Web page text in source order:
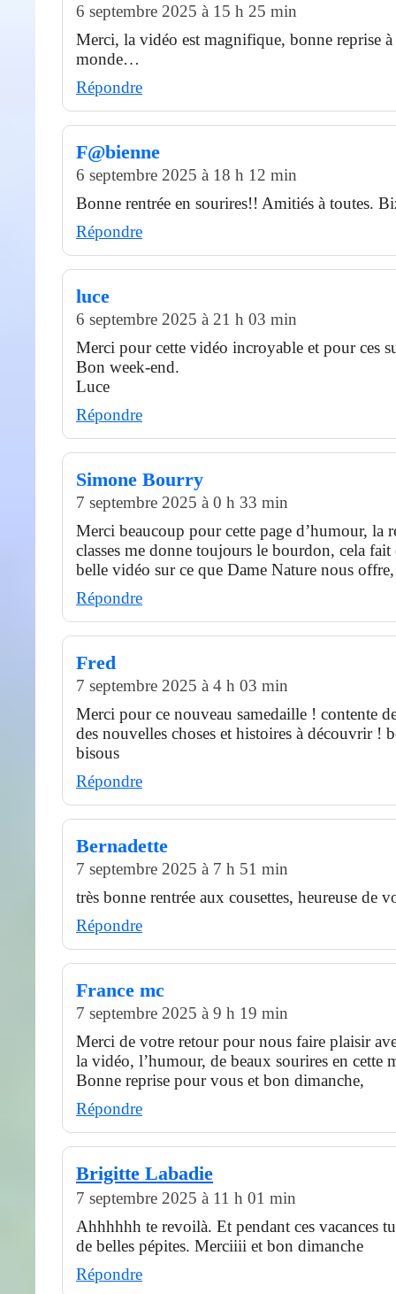
6 septembre 2025 à 15 h 25 min
Merci, la vidéo est magnifique, bonne reprise
monde…
Répondre
F@bienne
6 septembre 2025 à 18 h 12 min
Bonne rentrée en sourires!! Amitiés à toutes.
Répondre
luce
6 septembre 2025 à 21 h 03 min
Merci pour cette vidéo incroyable et pour ces
Bon week-end.
Luce
Répondre
Simone Bourry
7 septembre 2025 à 0 h 33 min
Merci beaucoup pour cette page d’humour, la
classes me donne toujours le bourdon, cela
belle vidéo sur ce que Dame Nature nous offre,
Répondre
Fred
7 septembre 2025 à 4 h 03 min
Merci pour ce nouveau samedaille ! contente
des nouvelles choses et histoires à découvrir !
bisous
Répondre
Bernadette
7 septembre 2025 à 7 h 51 min
très bonne rentrée aux cousettes, heureuse de
Répondre
France mc
7 septembre 2025 à 9 h 19 min
Merci de votre retour pour nous faire plaisir
la vidéo, l’humour, de beaux sourires en cette
Bonne reprise pour vous et bon dimanche,
Répondre
Brigitte Labadie
7 septembre 2025 à 11 h 01 min
Ahhhhhh te revoilà. Et pendant ces vacances
de belles pépites. Merciiii et bon dimanche
Répondre